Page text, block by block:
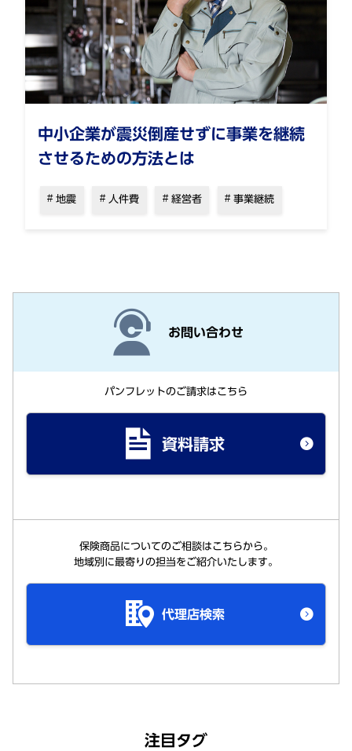
中小企業が震災倒産せずに事業を継続
させるための方法とは
地震 人件費 経営者 事業継続
お問い合わせ
パンフレットのご請求はこちら
資料請求
保険商品についてのご相談はこちらから。
地域別に最寄りの担当をご紹介いたします。
代理店検索
注目タグ